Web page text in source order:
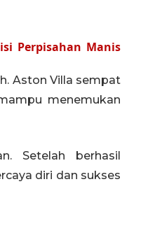
Perpisahan Manis
Aston Villa sempat
menemukan
Setelah berhasil
diri dan sukses